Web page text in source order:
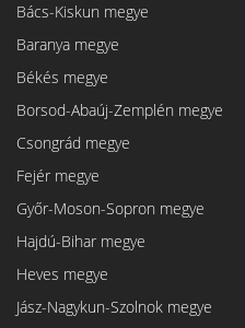
Bács-Kiskun megye
Baranya megye
Békés megye
Borsod-Abaúj-Zemplén megye
Csongrád megye
Fejér megye
Győr-Moson-Sopron megye
Hajdú-Bihar megye
Heves megye
Jász-Nagykun-Szolnok megye